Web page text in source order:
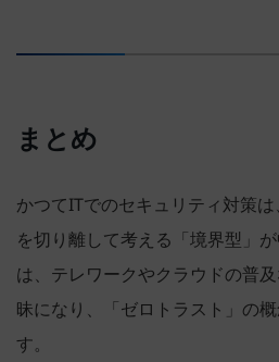
まとめ
かつてITでのセキュリティ対策
を切り離して考える「境界型」
は、テレワークやクラウドの普
昧になり、「ゼロトラスト」の
す。